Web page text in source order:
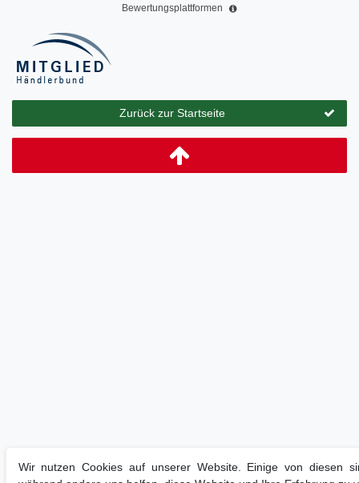
Bewertungsplattformen
Zurück zur Startseite
Wir nutzen Cookies auf unserer Website. Einige von diesen